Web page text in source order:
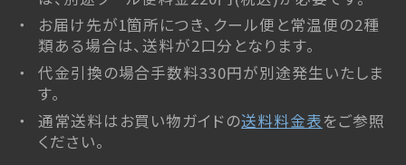
お届け先が1箇所につき、クール便と常温便の2種
類ある場合は、送料が2口分となります。
代金引換の場合手数料330円が別途発生いたしま
す。
通常送料はお買い物ガイドの送料料金表をご参照
ください。
こだわりの羊羹
杵の最中
栗里曲
水羊羹
NEO和菓子